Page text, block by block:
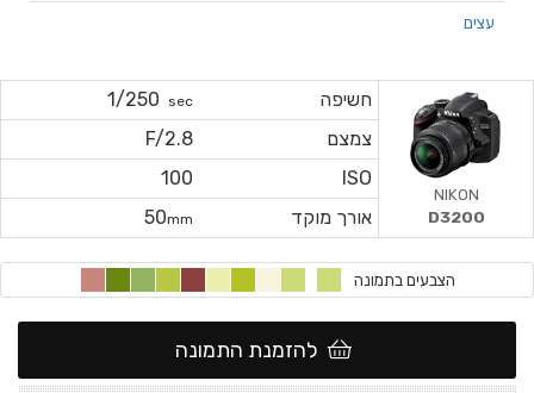
עצים
חשיפה sec
1/250
צמצם
F/2.8
ISO
100
אורך מוקד
50mm
NIKON
D3200
הצבעים בתמונה
להזמנת התמונה